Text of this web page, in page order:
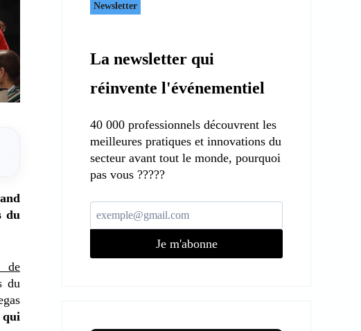
du
de
du
qui
Newsletter
La newsletter qui
réinvente l'événementiel
40 000 professionnels découvrent les
meilleures pratiques et innovations du
secteur avant tout le monde, pourquoi
pas vous ?????
Je m'abonne